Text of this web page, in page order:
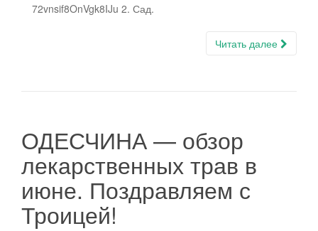
72vnsif8OnVgk8IJu 2. Сад.
Читать далее
ОДЕСЧИНА — обзор
лекарственных трав в
июне. Поздравляем с
Троицей!